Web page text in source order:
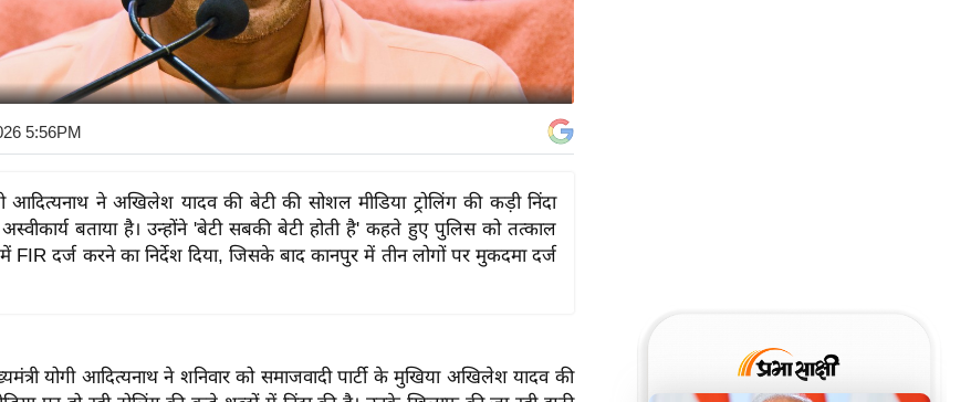
5:56PM
आदित्यनाथ ने अखिलेश यादव की बेटी की सोशल मीडिया ट्रोलिंग की कड़ी निंदा
बताया है। उन्होंने 'बेटी सबकी बेटी होती है' कहते हुए पुलिस को तत्काल
FIR दर्ज करने का निर्देश दिया, जिसके बाद कानपुर में तीन लोगों पर मुकदमा दर्ज
योगी आदित्यनाथ ने शनिवार को समाजवादी पार्टी के मुखिया अखिलेश यादव की